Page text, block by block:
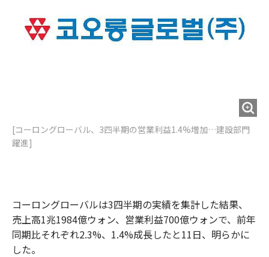
[コーロングローバル、3四半期の営業利益1.4%増加…建設部門
躍進]
コーロングローバルは3四半期の実績を集計した結果、
売上高1兆1984億ウォン、営業利益700億ウォンで、前年
同期比それぞれ2.3%、1.4%成長したと11日、明らかに
した。